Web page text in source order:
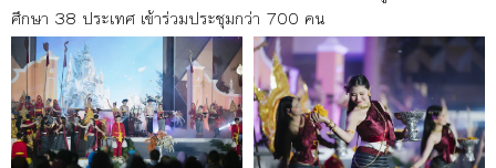
ศึกษา 38 ประเทศ เข้าร่วมประชุมกว่า 700 คน